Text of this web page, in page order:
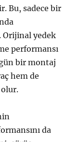
Bu, sadece bir
Orijinal yedek
performansı
bir montaj
hem de
da